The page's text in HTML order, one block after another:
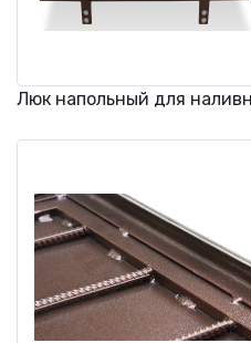
Люк напольный для